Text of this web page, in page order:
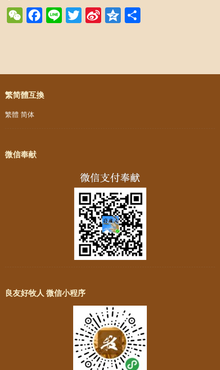
WeChat
Facebook
LineTwitter
SinaQzone
Post navigation
繁简體互換
繁體 简体
微信奉献
良友好牧人 微信小程序